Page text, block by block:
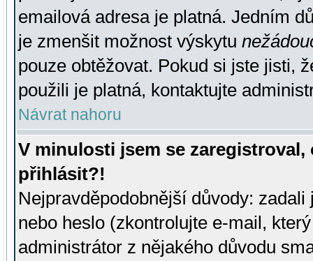
emailová adresa je platná. Jedním
je zmenšit možnost výskytu
pouze obtěžovat. Pokud si jste jisti,
použili je platná, kontaktujte
Návrat nahoru
V minulosti jsem se
přihlásit?!
Nejpravděpodobnější důvody:
nebo heslo (zkontrolujte e-mail,
administrátor z nějakého důvodu